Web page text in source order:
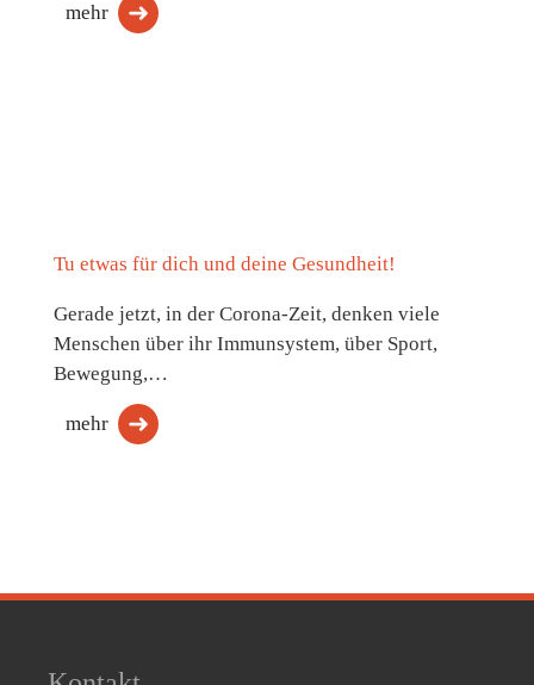
mehr
Tu etwas für dich und deine Gesundheit!
Gerade jetzt, in der Corona-Zeit, denken viele
Menschen über ihr Immunsystem, über Sport,
Bewegung,…
mehr